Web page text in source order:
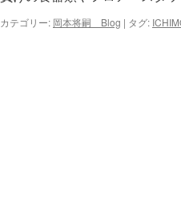
カテゴリー: 岡本将嗣 Blog | タグ: